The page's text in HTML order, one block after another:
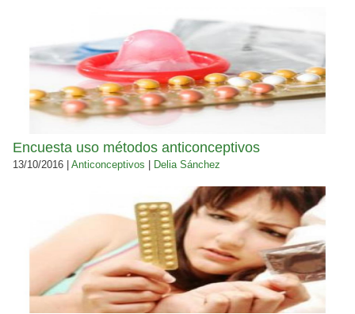
Encuesta uso métodos anticonceptivos
13/10/2016 | Anticonceptivos Delia Sánchez